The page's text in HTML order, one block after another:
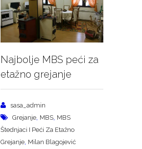
Najbolje MBS peći za
etažno grejanje
sasa_admin
Grejanje, MBS, MBS
Štednjaci I Peći Za Etažno
Grejanje, Milan Blagojević